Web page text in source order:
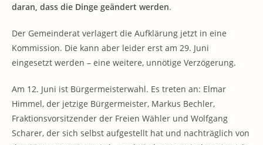
daran, dass die Dinge geändert werden.
Der Gemeinderat verlagert die Aufklärung jetzt in eine
Kommission. Die kann aber leider erst am 29. Juni
eingesetzt werden – eine weitere, unnötige Verzögerung.
Am 12. Juni ist Bürgermeisterwahl. Es treten an: Elmar
Himmel, der jetzige Bürgermeister, Markus Bechler,
Fraktionsvorsitzender der Freien Wähler und Wolfgang
Scharer, der sich selbst aufgestellt hat und nachträglich von